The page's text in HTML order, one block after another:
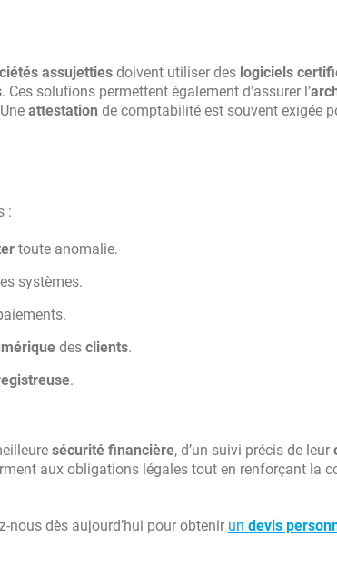
assujetties doivent utiliser des logiciels
. Ces solutions permettent également d’assurer l’
attestation de comptabilité est souvent exigée
:
toute anomalie.
systèmes.
des clients.
.
sécurité financière, d’un suivi précis de leur
aux obligations légales tout en renforçant la
nous dès aujourd’hui pour obtenir un devis